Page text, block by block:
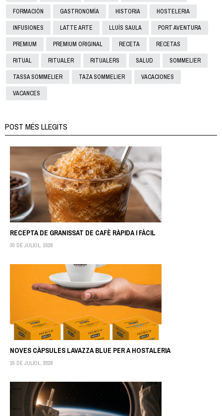
FORMACIÓN GASTRONOMÍA HISTORIA HOSTELERIA
INFUSIONES LATTE ARTE LLUÍS SAULA PORT AVENTURA
PREMIUM PREMIUM ORIGINAL RECETA RECETAS
RITUAL RITUALER RITUALERS SALUD SOMMELIER
TASSA SOMMELIER TAZA SOMMELIER VACACIONES
VACANCES
POST MÉS LLEGITS
RECEPTA DE GRANISSAT DE CAFÈ RÀPIDA I FÀCIL
30 DE JULIOL, 2026
NOVES CÀPSULES LAVAZZA BLUE PER A HOSTALERIA
15 DE JULIOL, 2026